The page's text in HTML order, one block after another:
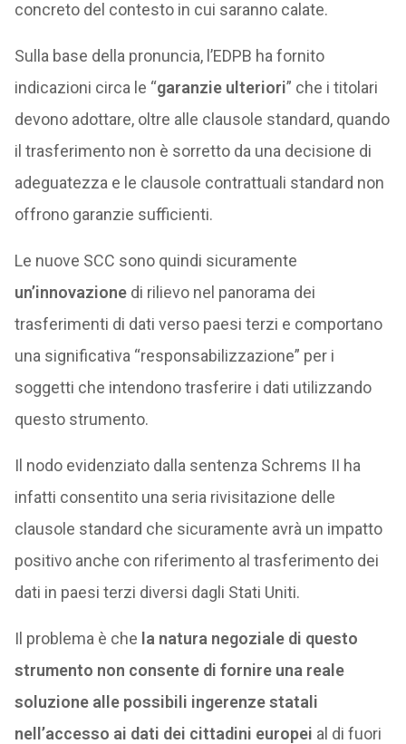
concreto del contesto in cui saranno calate.
Sulla base della pronuncia, l’EDPB ha fornito
indicazioni circa le “garanzie ulteriori” che i titolari
devono adottare, oltre alle clausole standard, quando
il trasferimento non è sorretto da una decisione di
adeguatezza e le clausole contrattuali standard non
offrono garanzie sufficienti.
Le nuove SCC sono quindi sicuramente
un’innovazionedi rilievo nel panorama dei
trasferimenti di dati verso paesi terzi e comportano
una significativa “responsabilizzazione” per i
soggetti che intendono trasferire i dati utilizzando
questo strumento.
Il nodo evidenziato dalla sentenza Schrems II ha
infatti consentito una seria rivisitazione delle
clausole standard che sicuramente avrà un impatto
positivo anche con riferimento al trasferimento dei
dati in paesi terzi diversi dagli Stati Uniti.
Il problema è che la natura negoziale di questo
strumento non consente di fornire una reale
soluzione alle possibili ingerenze statali
nell’accesso ai dati dei cittadini europei al di fuori